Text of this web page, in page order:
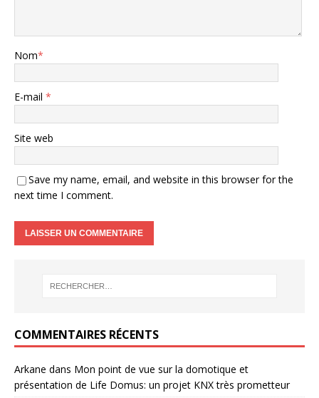
Nom*
E-mail *
Site web
Save my name, email, and website in this browser for the
next time I comment.
COMMENTAIRES RÉCENTS
Arkane dans Mon point de vue sur la domotique et
présentation de Life Domus: un projet KNX très prometteur